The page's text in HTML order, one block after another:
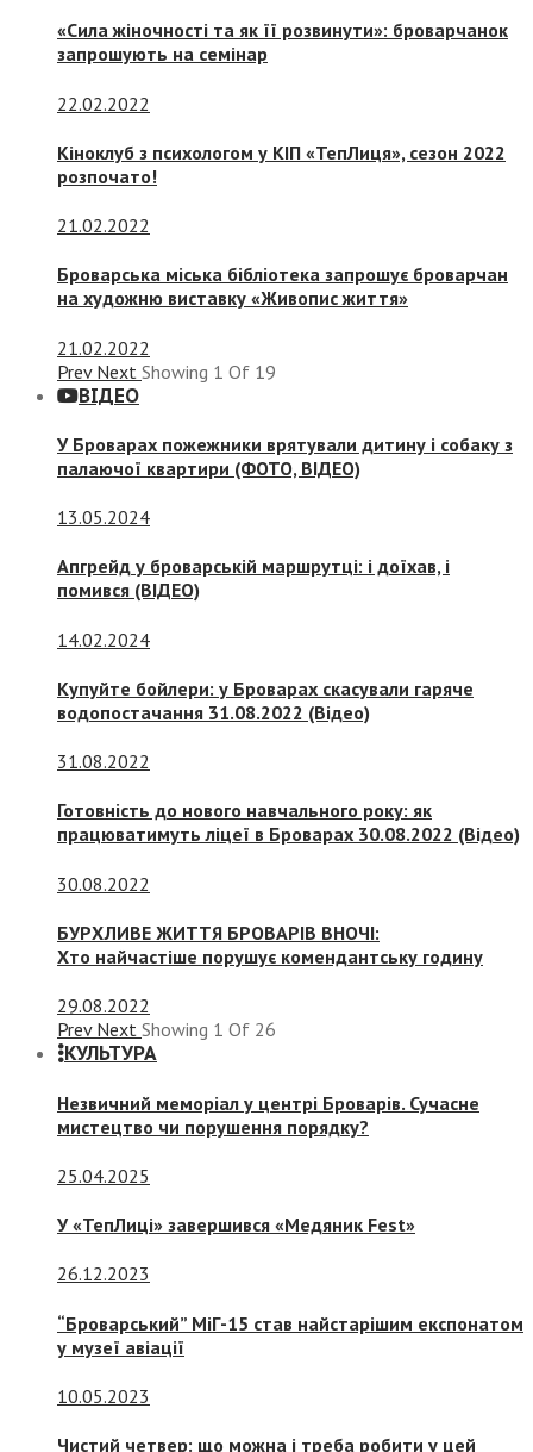
«Сила жіночності та як її розвинути»: броварчанок
запрошують на семінар
22.02.2022
Кіноклуб з психологом у КІП «ТепЛиця», сезон 2022
розпочато!
21.02.2022
Броварська міська бібліотека запрошує броварчан
на художню виставку «Живопис життя»
21.02.2022
Prev Next Showing 1 Of 19
ВІДЕО
У Броварах пожежники врятували дитину і собаку з
палаючої квартири (ФОТО, ВІДЕО)
13.05.2024
Апгрейд у броварській маршрутці: і доїхав, і
помився (ВІДЕО)
14.02.2024
Купуйте бойлери: у Броварах скасували гаряче
водопостачання 31.08.2022 (Відео)
31.08.2022
Готовність до нового навчального року: як
працюватимуть ліцеї в Броварах 30.08.2022 (Відео)
30.08.2022
БУРХЛИВЕ ЖИТТЯ БРОВАРІВ ВНОЧІ:
Хто найчастіше порушує комендантську годину
29.08.2022
Prev Next Showing 1 Of 26
КУЛЬТУРА
Незвичний меморіал у центрі Броварів. Сучасне
мистецтво чи порушення порядку?
25.04.2025
У «ТепЛиці» завершився «Медяник Fest»
26.12.2023
“Броварський” МіГ-15 став найстарішим експонатом
у музеї авіації
10.05.2023
Чистий четвер: що можна і треба робити у цей